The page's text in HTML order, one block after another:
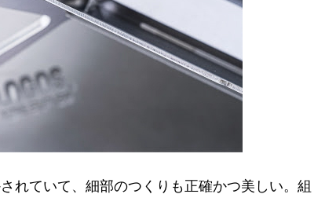
れていて、細部のつくりも正確かつ美しい。組